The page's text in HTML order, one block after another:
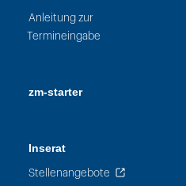
Anleitung zur
Termineingabe
zm-starter
Inserat
Stellenangebote